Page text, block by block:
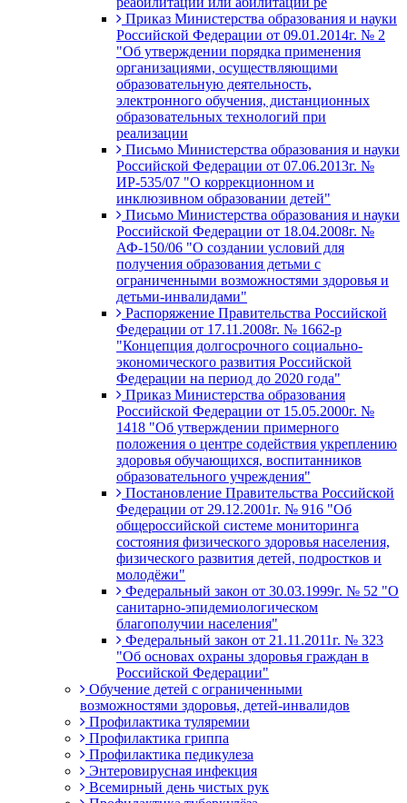
Приказ Министерства образования и науки
Российской Федерации от 09.01.2014г. № 2
"Об утверждении порядка применения
организациями, осуществляющими
образовательную деятельность,
электронного обучения, дистанционных
образовательных технологий при
реализации
Письмо Министерства образования и науки
Российской Федерации от 07.06.2013г. №
ИР-535/07 "О коррекционном и
инклюзивном образовании детей"
Письмо Министерства образования и науки
Российской Федерации от 18.04.2008г. №
АФ-150/06 "О создании условий для
получения образования детьми с
ограниченными возможностями здоровья и
детьми-инвалидами"
Распоряжение Правительства Российской
Федерации от 17.11.2008г. № 1662-р
"Концепция долгосрочного социально-
экономического развития Российской
Федерации на период до 2020 года"
Приказ Министерства образования
Российской Федерации от 15.05.2000г. №
1418 "Об утверждении примерного
положения о центре содействия укреплению
здоровья обучающихся, воспитанников
образовательного учреждения"
Постановление Правительства Российской
Федерации от 29.12.2001г. № 916 "Об
общероссийской системе мониторинга
состояния физического здоровья населения,
физического развития детей, подростков и
молодёжи"
Федеральный закон от 30.03.1999г. № 52 "О
санитарно-эпидемиологическом
благополучии населения"
Федеральный закон от 21.11.2011г. № 323
"Об основах охраны здоровья граждан в
Российской Федерации"
Обучение детей с ограниченными
возможностями здоровья, детей-инвалидов
Профилактика туляремии
Профилактика гриппа
Профилактика педикулеза
Энтеровирусная инфекция
Всемирный день чистых рук